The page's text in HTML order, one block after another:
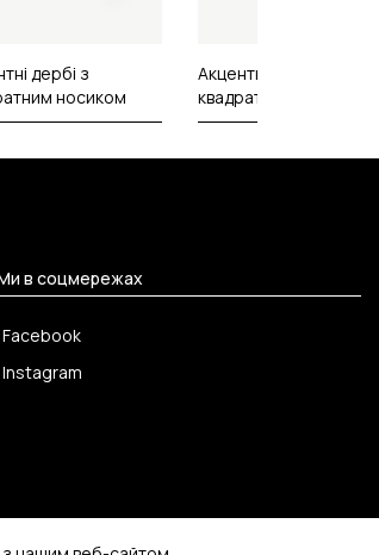
дербі з
носиком
Акцентні дербі з
квадратним носиком
в соцмережах
Facebook
Instagram